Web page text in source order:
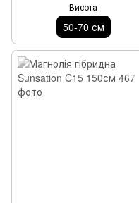
Висота
50-70 см